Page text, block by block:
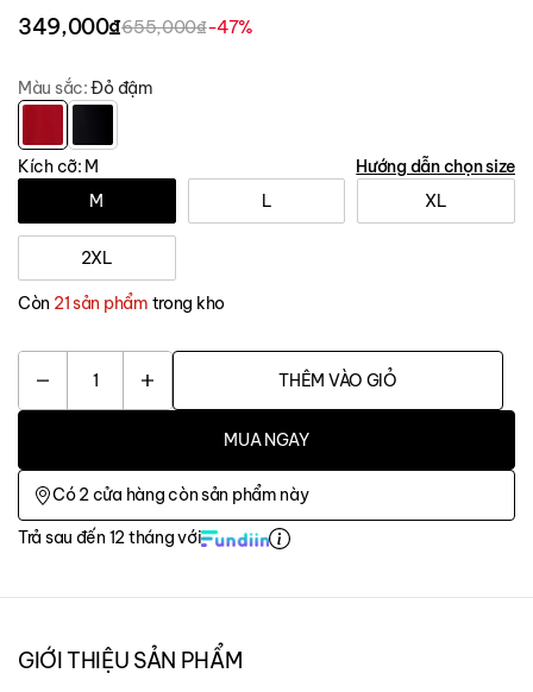
349,000₫655,000₫-47%
Màu sắc:Đỏ đậm
Kích cỡ: M
Hướng dẫn chọn size
M
L XL
2XL
Còn 21 sản phẩm trong kho
1 THÊM VÀO GIỎ
MUA NGAY
Có2cửa hàng còn sản phẩm này
Trả sau đến 12 tháng với
GIỚI THIỆU SẢN PHẨM